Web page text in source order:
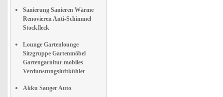
Sanierung Sanieren Wärme
Renovieren Anti-Schimmel
Stockfleck
Lounge Gartenlounge
Sitzgruppe Gartenmöbel
Gartengarnitur mobiles
Verdunstungsluftkühler
Akku Sauger Auto